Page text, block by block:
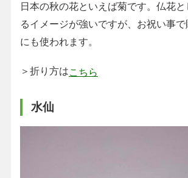
日本の秋の花といえば菊です。仏花
るイメージが強いですが、お祝い事
にも使われます。
＞折り方はこちら
水仙